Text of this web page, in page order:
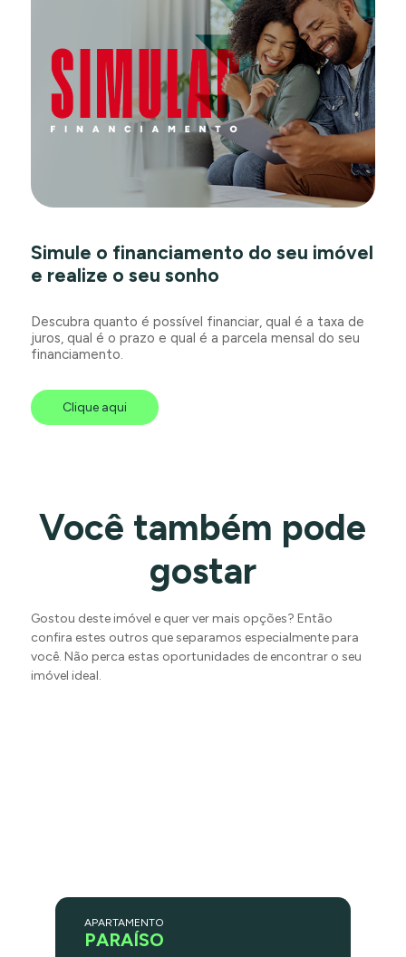
Simule o financiamento do seu imóvel
e realize o seu sonho
Descubra quanto é possível financiar, qual é a taxa de
juros, qual é o prazo e qual é a parcela mensal do seu
financiamento.
Clique aqui
Você também pode
gostar
Gostou deste imóvel e quer ver mais opções? Então
confira estes outros que separamos especialmente para
você. Não perca estas oportunidades de encontrar o seu
imóvel ideal.
APARTAMENTO
PARAÍSO